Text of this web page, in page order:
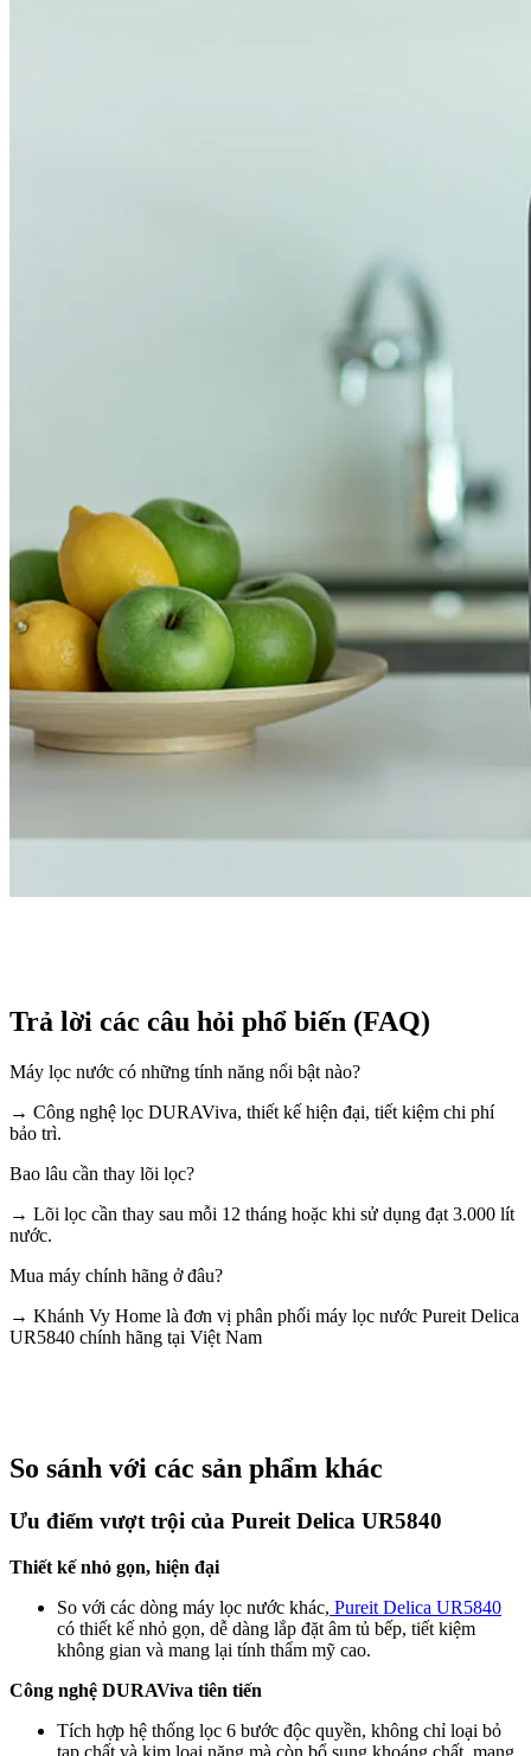
Trả lời các câu hỏi phổ biến (FAQ)
Máy lọc nước có những tính năng nổi bật nào?
→ Công nghệ lọc DURAViva, thiết kế hiện đại, tiết kiệm chi phí
bảo trì.
Bao lâu cần thay lõi lọc?
→ Lõi lọc cần thay sau mỗi 12 tháng hoặc khi sử dụng đạt 3.000 lít
nước.
Mua máy chính hãng ở đâu?
→ Khánh Vy Home là đơn vị phân phối máy lọc nước Pureit Delica
UR5840 chính hãng tại Việt Nam
So sánh với các sản phẩm khác
Ưu điểm vượt trội của Pureit Delica UR5840
Thiết kế nhỏ gọn, hiện đại
So với các dòng máy lọc nước khác, Pureit Delica UR5840
có thiết kế nhỏ gọn, dễ dàng lắp đặt âm tủ bếp, tiết kiệm
không gian và mang lại tính thẩm mỹ cao.
Công nghệ DURAViva tiên tiến
Tích hợp hệ thống lọc 6 bước độc quyền, không chỉ loại bỏ
tạp chất và kim loại nặng mà còn bổ sung khoáng chất, mang